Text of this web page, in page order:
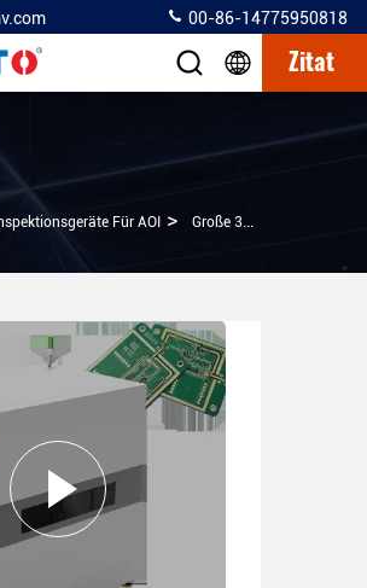
00-86-14775950818
Zitat
Für AOI > Große 3D-AOI-Inspektionsmaschine In SMT SMD Echtzeit-Datenmanagement